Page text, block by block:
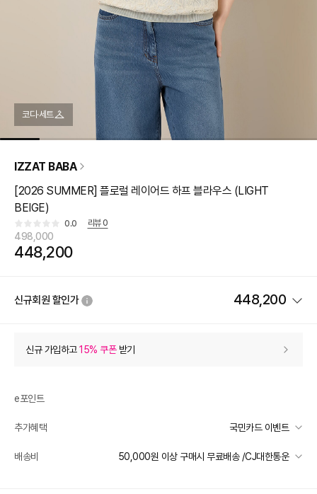
코디·세트
IZZAT BABA
[2026 SUMMER] 플로럴 레이어드 하프 블라우스 (LIGHT
BEIGE)
0.0 리뷰0
498,000
448,200
신규회원 할인가 448,200
상품 할인 (자동적용)
추가 할인 0
e포인트 (보유 : 0P)
0
신규 가입하고15% 쿠폰받기
e포인트
추가혜택 국민카드 이벤트
국민카드 이벤트
배송비 50,000원 이상 구매시 무료배송 /CJ대한통운